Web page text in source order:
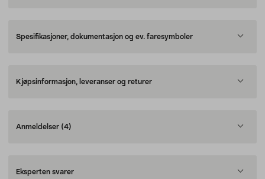
Spesifikasjoner, dokumentasjon og ev. faresymboler
Kjøpsinformasjon, leveranser og returer
Anmeldelser (4)
Eksperten svarer